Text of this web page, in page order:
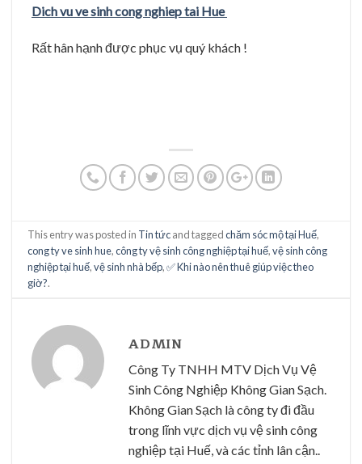
Dich vu ve sinh cong nghiep tai Hue
Rất hân hạnh được phục vụ quý khách !
This entry was posted in Tin tứcand taggedchăm sóc mộ tại Huế,
cong ty ve sinh hue,công ty vệ sinh công nghiệp tại huế,vệ sinh công
nghiệp tại huế,vệ sinh nhà bếp,✅ Khi nào nên thuê giúp việc theo
giờ?.
ADMIN
Công Ty TNHH MTV Dịch Vụ Vệ
Sinh Công Nghiệp Không Gian Sạch.
Không Gian Sạch là công ty đi đầu
trong lĩnh vực dịch vụ vệ sinh công
nghiệp tại Huế, và các tỉnh lân cận..